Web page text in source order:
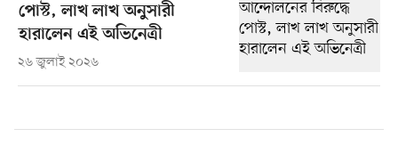
পোস্ট, লাখ লাখ অনুসারী
হারালেন এই অভিনেত্রী
২৬ জুলাই ২০২৬